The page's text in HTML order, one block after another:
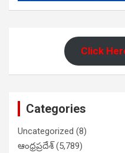
Click
Categories
Uncategorized (8)
ఆంధ్రప్రదేశ్(5,789)